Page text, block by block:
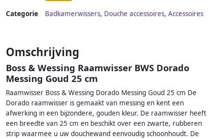
Categorie Badkamerwissers, Douche accessoires, Accessoires
Omschrijving
Boss & Wessing Raamwisser BWS Dorado
Messing Goud 25 cm
Raamwisser Boss & Wessing Dorado Messing Goud 25 cm De
Dorado raamwisser is gemaakt van messing en kent een
afwerking in een bijzondere, gouden kleur. De raamwisser heeft
een breedte van 25 cm en beschikt over een zwarte, rubberen
strip waarmee u uw douchewand eenvoudig schoonhoudt. De